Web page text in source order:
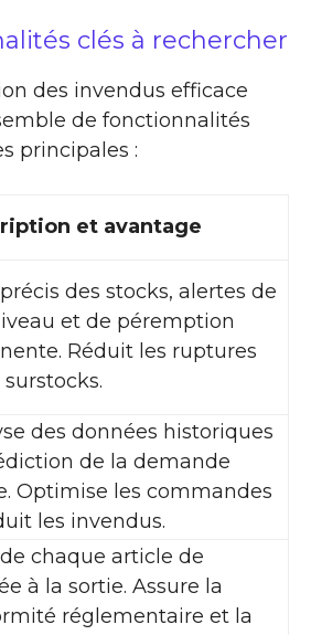
clés à rechercher
des invendus efficace
de fonctionnalités
principales :
et avantage
des stocks, alertes de
et de péremption
Réduit les ruptures
des données historiques
de la demande
Optimise les commandes
les invendus.
chaque article de
à la sortie. Assure la
réglementaire et la